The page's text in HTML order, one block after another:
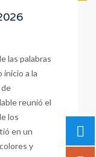
las palabras
inicio a la
reunió el
los
en un
y